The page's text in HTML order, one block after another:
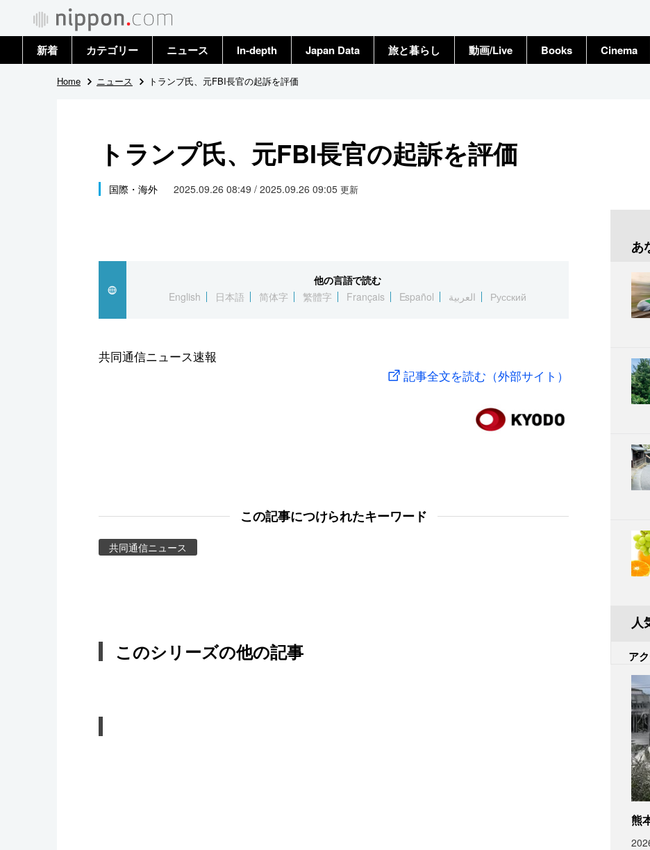
新着 カテゴリー
政治・外交
科学・技術
暮らし
ニュース
トップ
In-depth Japan Data 旅と暮らし 動画/Live Books Cinema
Home ニュース トランプ氏、元FBI長官の起訴を評価
トランプ氏、元FBI長官の起訴を評価
国際・海外 2025.09.26 08:49 / 2025.09.26 09:05 更新
他の言語で読む
English
日本語 简体字 繁體字 Français Español العربية Русский
共同通信ニュース速報
記事全文を読む（外部サイト）
この記事につけられたキーワード
共同通信ニュース
このシリーズの他の記事
あ
人
ア
熊